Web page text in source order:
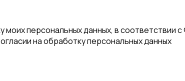
моих персональных данных, в
на обработку персональных данных